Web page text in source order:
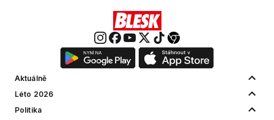
Aktuálně
Léto 2026
Politika